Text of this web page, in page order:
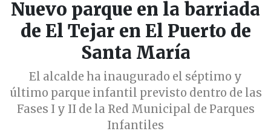
Nuevo parque en la barriada
de El Tejar en El Puerto de
Santa María
El alcalde ha inaugurado el séptimo y
último parque infantil previsto dentro de las
Fases I y II de la Red Municipal de Parques
Infantiles